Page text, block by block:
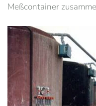
Meßcontainer